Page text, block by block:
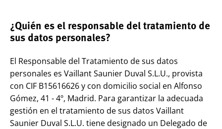
¿Quién es el responsable del tratamiento de
sus datos personales?
El Responsable del Tratamiento de sus datos
personales es Vaillant Saunier Duval S.L.U., provista
con CIF B15616626 y con domicilio social en Alfonso
Gómez, 41 - 4º, Madrid. Para garantizar la adecuada
gestión en el tratamiento de sus datos Vaillant
Saunier Duval S.L.U. tiene designado un Delegado de